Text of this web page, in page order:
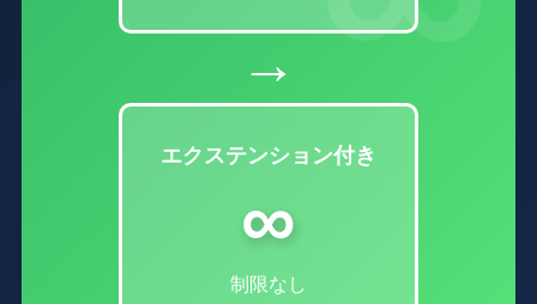
→
エクステンション付き
∞
制限なし